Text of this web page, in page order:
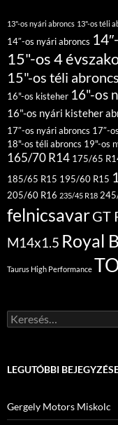
13"-os nyári abroncs 13"-os téli
14″-os nyári abroncs
15"-os 4
15"-os téli abroncs
16"-os kisteher 16"-os
16"-os nyári kisteher
17″-os nyári abroncs 17″-
18"-os téli abroncs 19"-os
165/70 R14 175/65
185/65 R15 195/60 R15
205/60 R16 235/45 R18
felnicsavarGT
M14x1.5 Royal
Taurus High Performance
Keresés:
LEGUTÓBBI
Gergely Motors Miskolc